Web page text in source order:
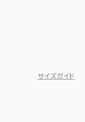
サイズガイド